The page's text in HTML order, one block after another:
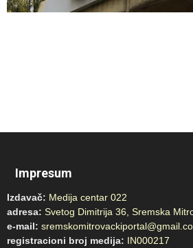
Impresum
Izdavač: Medija centar 022
adresa: Svetog Dimitrija 36, Sremska
e-mail:
registracioni broj medija: IN000217